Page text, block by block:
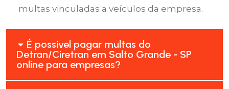
multas vinculadas a veículos da empresa.
É possível pagar multas do
Detran/Ciretran em Salto Grande - SP
online para empresas?